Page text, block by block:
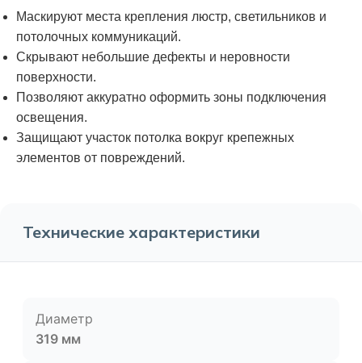
Маскируют места крепления люстр, светильников и
потолочных коммуникаций.
Скрывают небольшие дефекты и неровности
поверхности.
Позволяют аккуратно оформить зоны подключения
освещения.
Защищают участок потолка вокруг крепежных
элементов от повреждений.
Технические характеристики
Диаметр
319 мм